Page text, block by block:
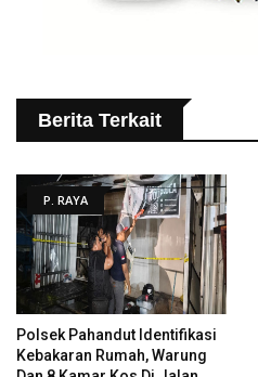
Berita Terkait
P. RAYA
Polsek Pahandut Identifikasi
Kebakaran Rumah, Warung